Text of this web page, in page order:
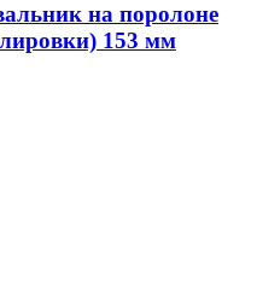
на поролоне
153 мм